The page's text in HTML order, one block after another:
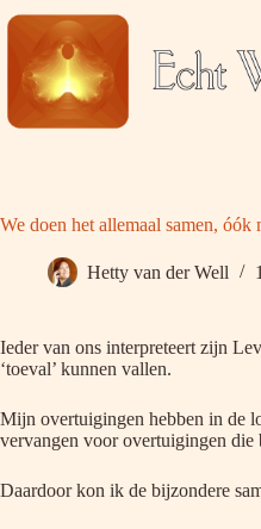
naar
inhoud
We doen het allemaal samen, óók
Hetty van der Well
Ieder van ons interpreteert zijn
‘toeval’ kunnen vallen.
Mijn overtuigingen hebben in de
vervangen voor overtuigingen
Daardoor kon ik de bijzondere